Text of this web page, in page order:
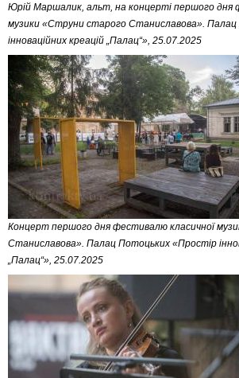
Юрій Маршалик, альт, на концерті першого дня
музики «Струни старого Станиславова».
інноваційних креацій „Палац“», 25.07.2025
Концерт першого дня фестивалю класичної
Станиславова». Палац Потоцьких «Простір
„Палац“», 25.07.2025